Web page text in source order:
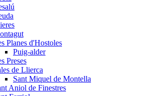
Planes d'Hostoles
Puig-alder
Preses
de Llierca
Sant Miquel de Montella
Aniol de Finestres